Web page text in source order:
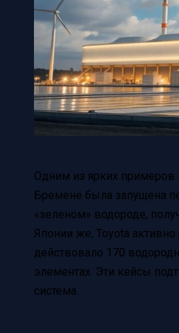
Одним из ярких примеров
Бремене была запущена
«зеленом» водороде,
Японии же, Toyota
действовало 170
элементах. Эти кейсы
система.